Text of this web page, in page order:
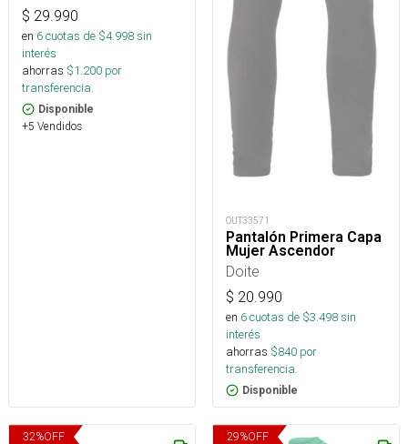
$ 29.990
en 6cuotas de $4.998sin
interés
ahorras $1.200 por
transferencia.
Disponible
+5 Vendidos
OUT33571
Pantalón Primera Capa
Mujer Ascendor
Doite
$ 20.990
en 6cuotas de $3.498sin
interés
ahorras $840 por
transferencia.
Disponible
32%OFF 29%OFF